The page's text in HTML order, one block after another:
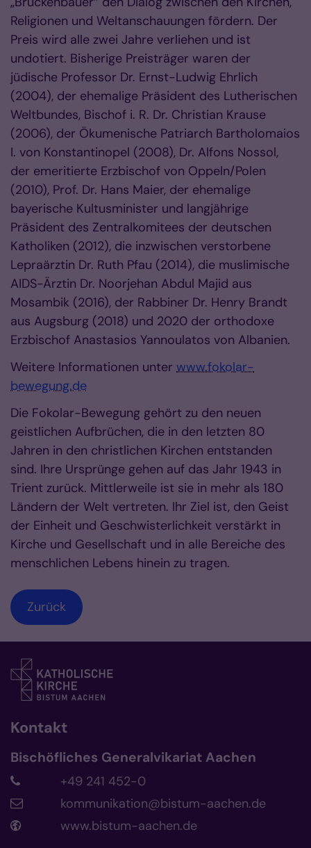
Religionen und Weltanschauungen fördern. Der
Preis wird alle zwei Jahre verliehen und ist
undotiert. Bisherige Preisträger waren der
jüdische Professor Dr. Ernst-Ludwig Ehrlich
(2004), der ehemalige Präsident des Lutherischen
Weltbundes, Bischof i. R. Dr. Christian Krause
(2006), der Ökumenische Patriarch Bartholomaios
I. von Konstantinopel (2008), Dr. Alfons Nossol,
der emeritierte Erzbischof von Oppeln/Polen
(2010), Prof. Dr. Hans Maier, der ehemalige
bayerische Kultusminister und langjährige
Präsident des Zentralkomitees der deutschen
Katholiken (2012), die inzwischen verstorbene
Lepraärztin Dr. Ruth Pfau (2014), die muslimische
AIDS-Ärztin Dr. Noorjehan Abdul Majid aus
Mosambik (2016), der Rabbiner Dr. Henry Brandt
aus Augsburg (2018) und 2020 der orthodoxe
Erzbischof Anastasios Yannoulatos von Albanien.
Weitere Informationen unter www.fokolar-
bewegung.de
Die Fokolar-Bewegung gehört zu den neuen
geistlichen Aufbrüchen, die in den letzten 80
Jahren in den christlichen Kirchen entstanden
sind. Ihre Ursprünge gehen auf das Jahr 1943 in
Trient zurück. Mittlerweile ist sie in mehr als 180
Ländern der Welt vertreten. Ihr Ziel ist, den Geist
der Einheit und Geschwisterlichkeit verstärkt in
Kirche und Gesellschaft und in alle Bereiche des
menschlichen Lebens hinein zu tragen.
Zurück
Kontakt
Bischöfliches Generalvikariat Aachen
+49 241 452-0
kommunikation@bistum-aachen.de
www.bistum-aachen.de